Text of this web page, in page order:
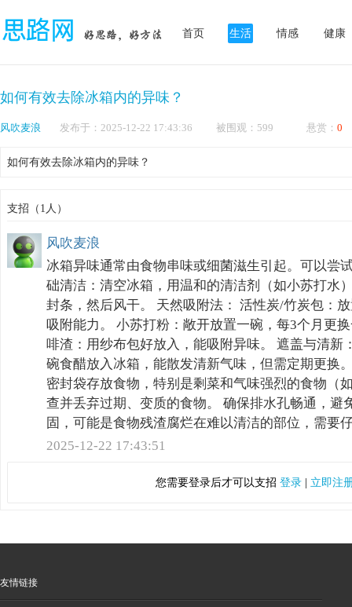
首页 生活 情感 健康
如何有效去除冰箱内的异味？
风吹麦浪 发布于：2025-12-22 17:43:36 被围观：599 悬赏： 0
如何有效去除冰箱内的异味？
支招（1人）
风吹麦浪
冰箱异味通常由食物串味或细菌滋生引起。可以尝
础清洁：清空冰箱，用温和的清洁剂（如小苏打水
封条，然后风干。 天然吸附法： 活性炭/竹炭包：
吸附能力。 小苏打粉：敞开放置一碗，每3个月更
啡渣：用纱布包好放入，能吸附异味。 遮盖与清新
碗食醋放入冰箱，能散发清新气味，但需定期更换
密封袋存放食物，特别是剩菜和气味强烈的食物（
查并丢弃过期、变质的食物。 确保排水孔畅通，避
固，可能是食物残渣腐烂在难以清洁的部位，需要
2025-12-22 17:43:51
您需要登录后才可以支招 登录| 立即注
友情链接